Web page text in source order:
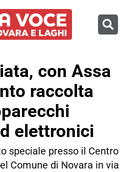
con Assa
raccolta
elettronici
speciale presso il Centro
Comune di Novara in via